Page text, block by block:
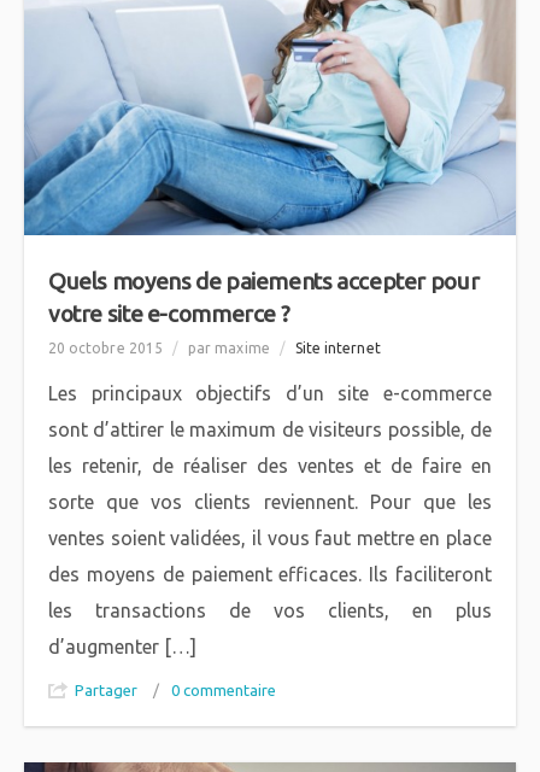
Quels moyens de paiements accepter pour
votre site e-commerce ?
20 octobre 2015 / par maxime / Site internet
Les principaux objectifs d’un site e-commerce
sont d’attirer le maximum de visiteurs possible, de
les retenir, de réaliser des ventes et de faire en
sorte que vos clients reviennent. Pour que les
ventes soient validées, il vous faut mettre en place
des moyens de paiement efficaces. Ils faciliteront
les transactions de vos clients, en plus
d’augmenter […]
Partager / 0 commentaire